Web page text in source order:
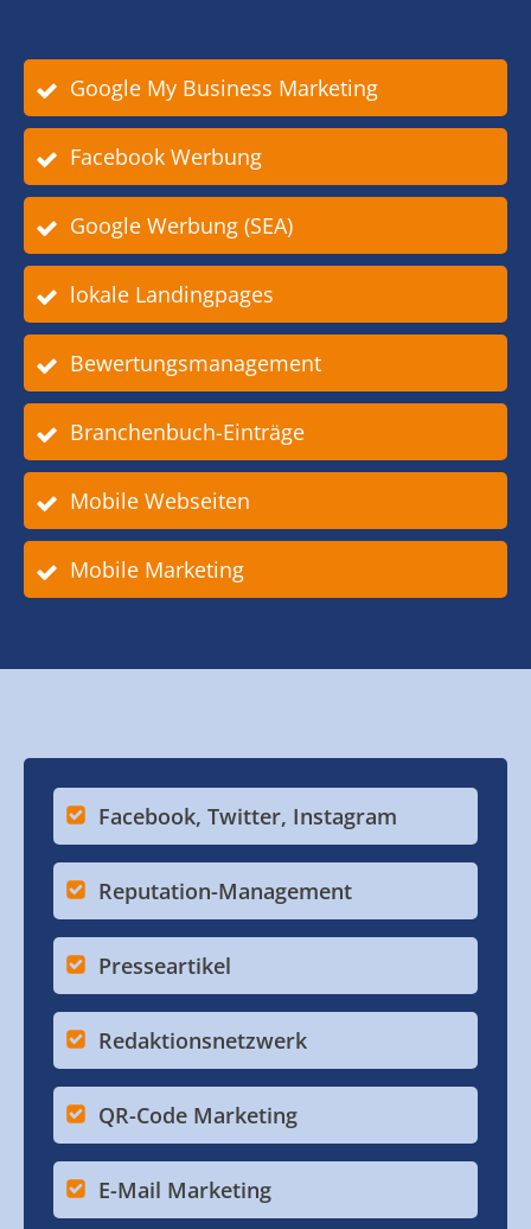
Google My Business Marketing
Facebook Werbung
Google Werbung (SEA)
lokale Landingpages
Bewertungsmanagement
Branchenbuch-Einträge
Mobile Webseiten
Mobile Marketing
Facebook, Twitter, Instagram
Reputation-Management
Presseartikel
Redaktionsnetzwerk
QR-Code Marketing
E-Mail Marketing